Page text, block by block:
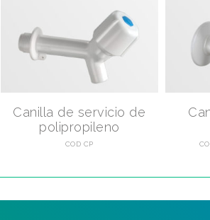
Canilla de servicio de
polipropileno
COD CP